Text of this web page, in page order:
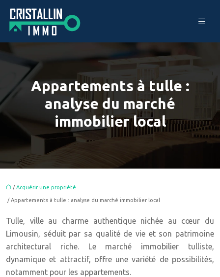
Appartements à tulle :
analyse du marché
immobilier local
/Acquérir une propriété
/ Appartements à tulle : analyse du marché immobilier local
Tulle, ville au charme authentique nichée au cœur du
Limousin, séduit par sa qualité de vie et son patrimoine
architectural riche. Le marché immobilier tulliste,
dynamique et attractif, offre une variété de possibilités,
notamment pour les appartements.